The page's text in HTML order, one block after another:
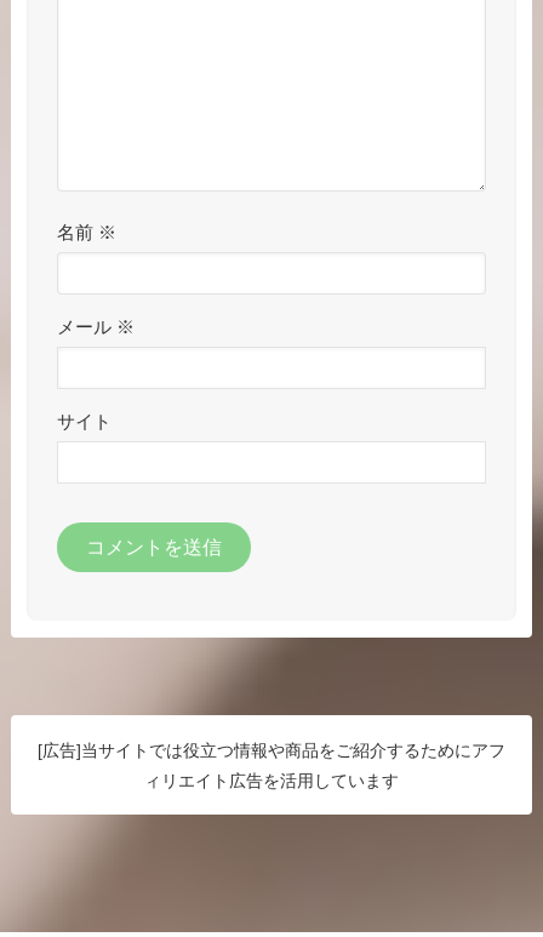
名前 ※
メール ※
サイト
[広告]当サイトでは役立つ情報や商品をご紹介するためにアフ
ィリエイト広告を活用しています